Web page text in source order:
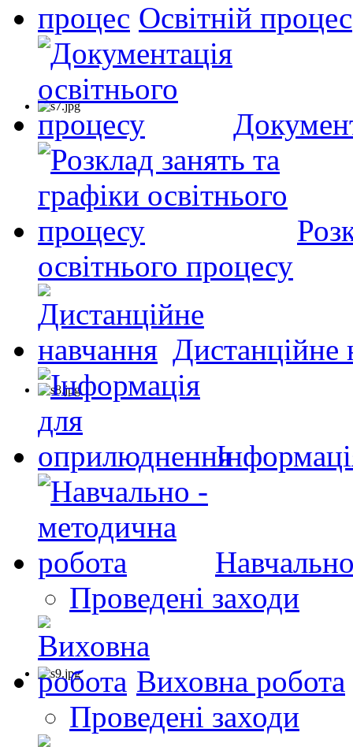
Освітній процес
освітнього процесу
Дистанційне
Проведені заходи
Виховна робота
Проведені заходи